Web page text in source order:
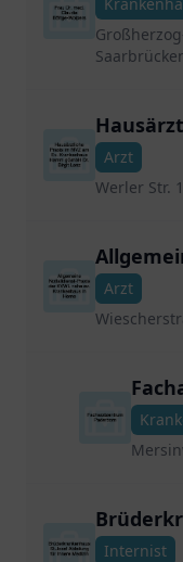
Birgit
Arzt
Werler Str.
KVWL
Herne
Arzt
Internist